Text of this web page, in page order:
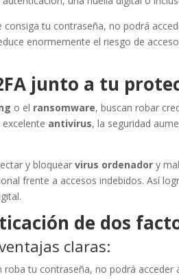
tu contraseña, no podrá
enormemente el riesgo de
junto a tu
o el ransomware, buscan robar
antivirus, la seguridad
y bloquearvirus ordenador y
frente a accesos indebidos. Así
de dos
claras:
roba tu contraseña, no podrá